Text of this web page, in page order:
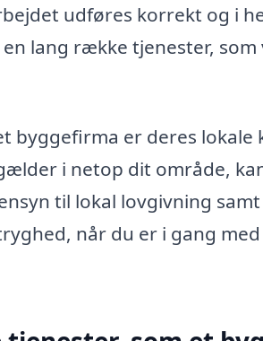
udføres korrekt og i
lang række tjenester,
byggefirma er deres lokale
i netop dit område,
til lokal lovgivning
når du er i gang